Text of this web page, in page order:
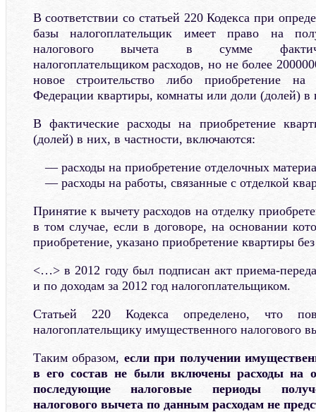
В соответствии со статьей 220 Кодекса при
базы налогоплательщик имеет право на
налогового вычета в сумме
налогоплательщиком расходов, но не более
новое строительство либо приобретение на
Федерации квартиры, комнаты или доли (долей) в
В фактические расходы на приобретение
(долей) в них, в частности, включаются:
расходы на приобретение отделочных
расходы на работы, связанные с отделкой
Принятие к вычету расходов на отделку
в том случае, если в договоре, на основании
приобретение, указано приобретение квартиры
<…> в 2012 году был подписан акт приема-
и по доходам за 2012 год налогоплательщиком.
Статьей 220 Кодекса определено, что
налогоплательщику имущественного налогового
Таким образом, если при получении
в его состав не были включены расходы на
последующие налоговые периоды
налогового вычета по данным расходам не